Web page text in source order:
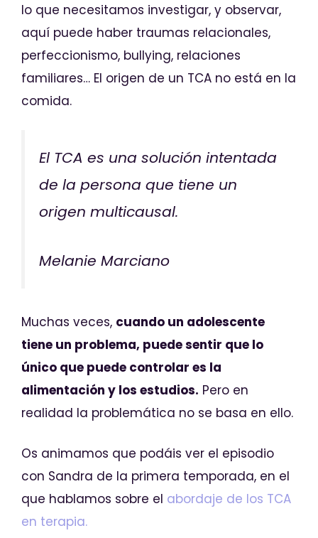
lo que necesitamos investigar, y observar,
aquí puede haber traumas relacionales,
perfeccionismo, bullying, relaciones
familiares… El origen de un TCA no está en la
comida.
El TCA es una solución intentada
de la persona que tiene un
origen multicausal.
Melanie Marciano
Muchas veces, cuando un adolescente
tiene un problema, puede sentir que lo
único que puede controlar es la
alimentación y los estudios. Pero en
realidad la problemática no se basa en ello.
Os animamos que podáis ver el episodio
con Sandra de la primera temporada, en el
que hablamos sobre el abordaje de los TCA
en terapia.